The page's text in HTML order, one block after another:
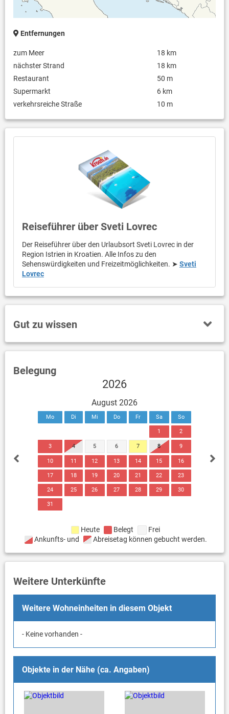
Entfernungen
zum Meer
18 km
nächster Strand
18 km
Restaurant
50 m
Supermarkt
6 km
verkehrsreiche Straße
10 m
Reiseführer über Sveti Lovrec
Der Reiseführer über den Urlaubsort Sveti Lovrec in der
Region Istrien in Kroatien. Alle Infos zu den
Sehenswürdigkeiten und Freizeitmöglichkeiten. ➤ Sveti
Lovrec
Gut zu wissen
Belegung
2026
August 2026
Mo Di Mi Do Fr Sa So
1 2
3 4 5 6 7 8 9
10 11 12 13 14 15 16
17 18 19 20 21 22 23
24 25 26 27 28 29 30
31
Heute Belegt
Frei
Ankunfts- und
Abreisetag können gebucht werden.
Weitere Unterkünfte
Weitere Wohneinheiten in diesem Objekt
- Keine vorhanden -
Objekte in der Nähe (ca. Angaben)